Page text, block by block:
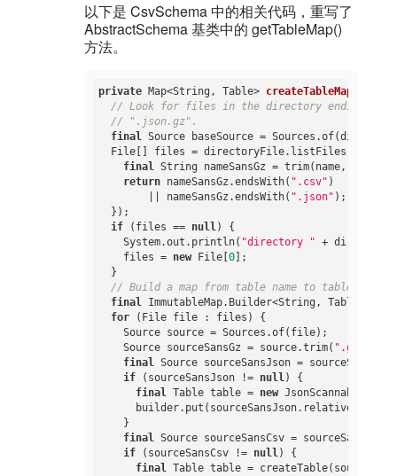
以下是 CsvSchema 中的相关代码，重写了
AbstractSchema 基类中的 getTableMap()
方法。
private Map<String, Table> createTableMap
// Look for files in the directory ending in
// ".json.gz".
final Source baseSource =
File[] files = directoryFile.listFiles((dir,
final String nameSansGz = trim(name,
return nameSansGz.endsWith( ".csv" )
        || nameSansGz.endsWith(
".json" );
  });
if (files == null) {
    System.out.println(
"directory " +
    files =
new File[ 0];
  }
// Build a map from table name to table;
final ImmutableMap.Builder<String, Table>
for (File file : files) {
    Source source = Sources.of(file);
    Source sourceSansGz = source.trim(
".gz"
final Source sourceSansJson =
if (sourceSansJson != null) {
final Table table = new
    }
final Source sourceSansCsv =
if (sourceSansCsv != null) {
final Table table = createTable(source);